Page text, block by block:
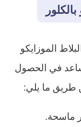
الموزايكو
في الحصول
طريق ما يلي:
ماسحة.